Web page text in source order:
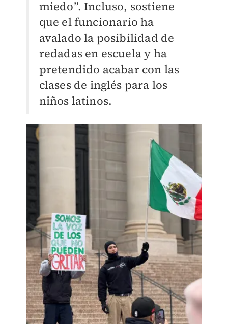
miedo”. Incluso, sostiene
que el funcionario ha
avalado la posibilidad de
redadas en escuela y ha
pretendido acabar con las
clases de inglés para los
niños latinos.